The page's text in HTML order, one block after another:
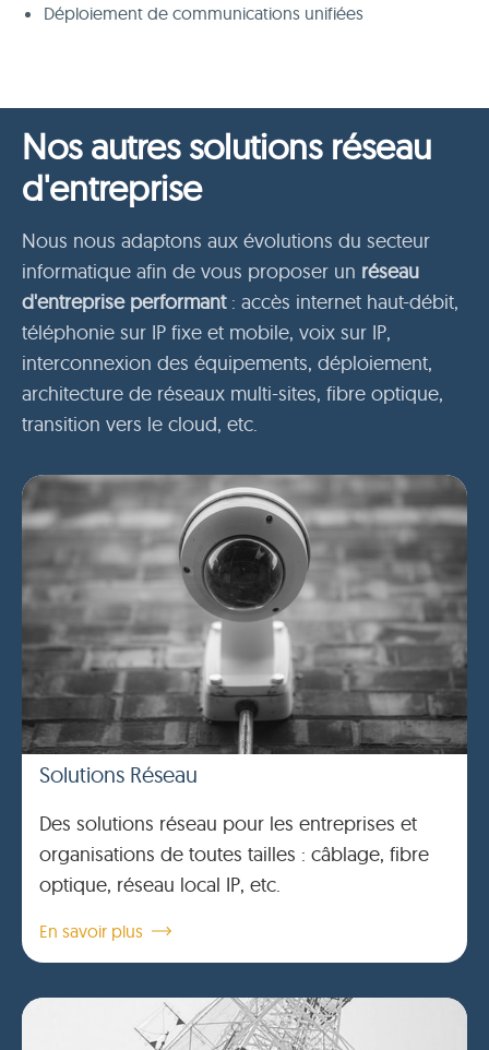
Déploiement de communications unifiées
Nos autres solutions réseau
d'entreprise
Nous nous adaptons aux évolutions du secteur
informatique afin de vous proposer un réseau
d'entreprise performant: accès internet haut-débit,
téléphonie sur IP fixe et mobile, voix sur IP,
interconnexion des équipements, déploiement,
architecture de réseaux multi-sites, fibre optique,
transition vers le cloud, etc.
Solutions Réseau
Des solutions réseau pour les entreprises et
organisations de toutes tailles : câblage, fibre
optique, réseau local IP, etc.
En savoir plus